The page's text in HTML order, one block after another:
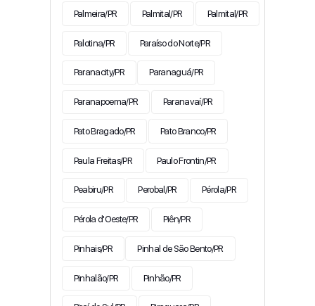
Palmeira/PR Palmital/PR Palmital/PR
Palotina/PR Paraíso do Norte/PR
Paranacity/PR Paranaguá/PR
Paranapoema/PR Paranavaí/PR
Pato Bragado/PR Pato Branco/PR
Paula Freitas/PR Paulo Frontin/PR
Peabiru/PR Perobal/PR Pérola/PR
Pérola d'Oeste/PR Piên/PR
Pinhais/PR Pinhal de São Bento/PR
Pinhalão/PR Pinhão/PR